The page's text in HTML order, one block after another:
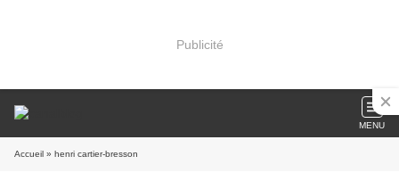
Publicité
MENU
Accueil » henri cartier-bresson